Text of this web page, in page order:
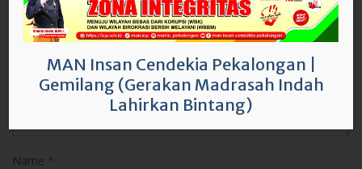
Name *
MAN Insan Cendekia Pekalongan
Gemilang (Gerakan Madrasah Indah
Lahirkan Bintang)